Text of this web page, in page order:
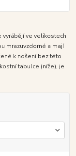
vyrábějí ve velikostech
mrazuvzdorné a mají
k nošení bez této
tabulce (níže), je